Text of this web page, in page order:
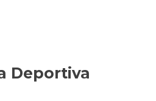
Deportiva